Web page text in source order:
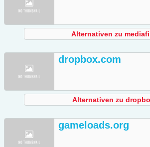
Alternativen zu
dropbox.com
Alternativen zu
gameloads.org